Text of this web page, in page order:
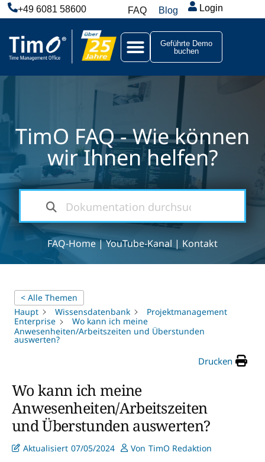
+49 6081 58600 FAQ Blog Login
Geführte Demo
buchen
TimO FAQ - Wie können
wir Ihnen helfen?
FAQ-Home|YouTube-Kanal | Kontakt
< Alle Themen
Haupt
Wissensdatenbank
Projektmanagement
Enterprise
Wo kann ich meine
Anwesenheiten/Arbeitszeiten und Überstunden
auswerten?
Drucken
Wo kann ich meine
Anwesenheiten/Arbeitszeiten
und Überstunden auswerten?
Aktualisiert 07/05/2024 Von TimO Redaktion